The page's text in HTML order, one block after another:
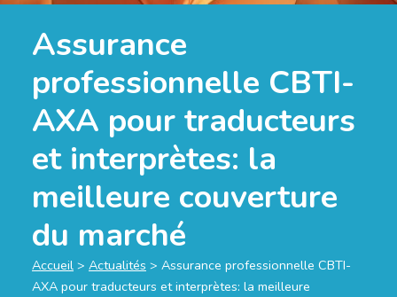
Assurance
professionnelle CBTI-
AXA pour traducteurs
et interprètes: la
meilleure couverture
du marché
Accueil > Actualités > Assurance professionnelle CBTI-
AXA pour traducteurs et interprètes: la meilleure